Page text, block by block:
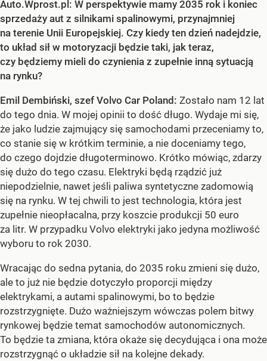
Auto.Wprost.pl: W perspektywie mamy 2035 rok i koniec
sprzedaży aut z silnikami spalinowymi, przynajmniej
na terenie Unii Europejskiej. Czy kiedy ten dzień nadejdzie,
to układ sił w motoryzacji będzie taki, jak teraz,
czy będziemy mieli do czynienia z zupełnie inną sytuacją
na rynku?
Emil Dembiński, szef Volvo Car Poland: Zostało nam 12 lat
do tego dnia. W mojej opinii to dość długo. Wydaje mi się,
że jako ludzie zajmujący się samochodami przeceniamy to,
co stanie się w krótkim terminie, a nie doceniamy tego,
do czego dojdzie długoterminowo. Krótko mówiąc, zdarzy
się dużo do tego czasu. Elektryki będą rządzić już
niepodzielnie, nawet jeśli paliwa syntetyczne zadomowią
się na rynku. W tej chwili to jest technologia, która jest
zupełnie nieopłacalna, przy koszcie produkcji 50 euro
za litr. W przypadku Volvo elektryki jako jedyna możliwość
wyboru to rok 2030.
Wracając do sedna pytania, do 2035 roku zmieni się dużo,
ale to już nie będzie dotyczyło proporcji między
elektrykami, a autami spalinowymi, bo to będzie
rozstrzygnięte. Dużo ważniejszym wówczas polem bitwy
rynkowej będzie temat samochodów autonomicznych.
To będzie ta zmiana, która okaże się decydująca i ona może
rozstrzygnąć o układzie sił na kolejne dekady.